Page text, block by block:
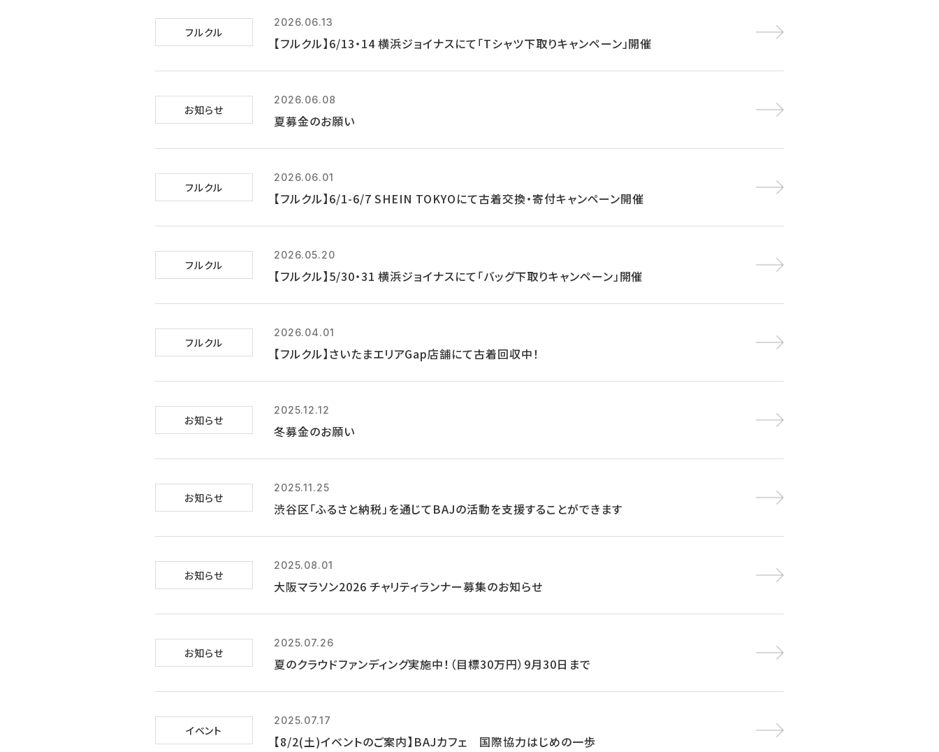
フルクル
2026.06.13
【フルクル】6/13・14 横浜ジョイナスにて「Tシャツ下取りキャンペーン」開催
お知らせ
2026.06.08
夏募金のお願い
フルクル
2026.06.01
【フルクル】6/1-6/7 SHEIN TOKYOにて古着交換・寄付キャンペーン開催
フルクル
2026.05.20
【フルクル】5/30・31 横浜ジョイナスにて「バッグ下取りキャンペーン」開催
フルクル
2026.04.01
【フルクル】さいたまエリアGap店舗にて古着回収中！
お知らせ
2025.12.12
冬募金のお願い
お知らせ
2025.11.25
渋谷区「ふるさと納税」を通じてBAJの活動を支援することができます
お知らせ
2025.08.01
大阪マラソン2026 チャリティランナー募集のお知らせ
お知らせ
2025.07.26
夏のクラウドファンディング実施中！（目標30万円）9月30日まで
イベント
2025.07.17
【8/2(土)イベントのご案内】BAJカフェ 国際協力はじめの一歩